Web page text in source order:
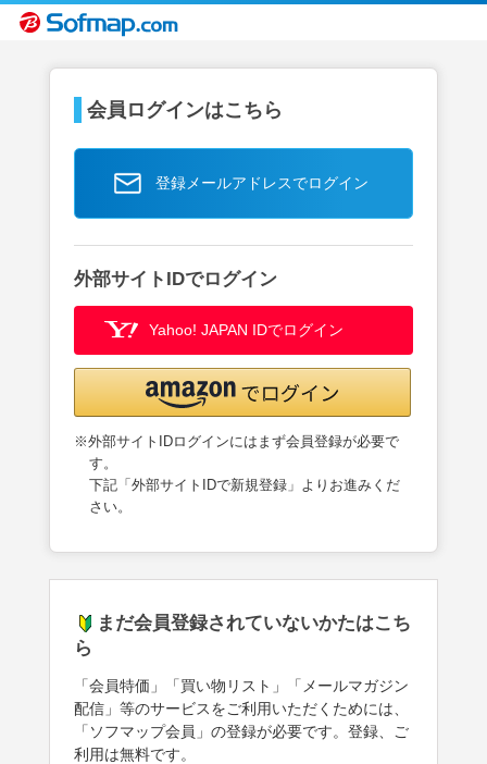
会員ログインはこちら
登録メールアドレスでログイン
外部サイトIDでログイン
Yahoo! JAPAN IDでログイン
※外部サイトIDログインにはまず会員登録が必要で
す。
下記「外部サイトIDで新規登録」よりお進みくだ
さい。
まだ会員登録されていないかたはこち
ら
「会員特価」「買い物リスト」「メールマガジン
配信」等のサービスをご利用いただくためには、
「ソフマップ会員」の登録が必要です。登録、ご
利用は無料です。